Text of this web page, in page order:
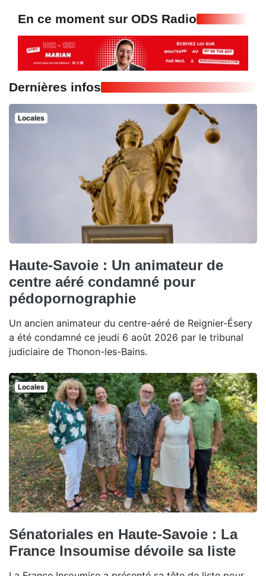
En ce moment sur ODS Radio
Dernières infos
Locales
Haute-Savoie : Un animateur de
centre aéré condamné pour
pédopornographie
Un ancien animateur du centre-aéré de Reignier-Ésery
a été condamné ce jeudi 6 août 2026 par le tribunal
judiciaire de Thonon-les-Bains.
Locales
Sénatoriales en Haute-Savoie : La
France Insoumise dévoile sa liste